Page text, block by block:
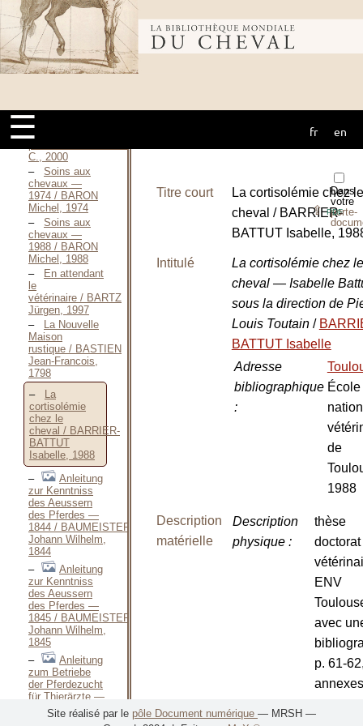
Bibliothèque
mondiale du
cheval
☰ fr en
der Lehre von
der äußeren
Gestalt des
Pferdes / BALLE
Peter Wilhelm
VON, 1834
des pâturages
et leur
contamination
C., 2000
Soins aux
chevaux —
1974 / BARON
Michel, 1974
Soins aux
chevaux —
1988 / BARON
Michel, 1988
En attendant
le
vétérinaire / BARTZ
Jürgen, 1997
La Nouvelle
Maison
rustique / BASTIEN
Jean-Francois,
1798
La
cortisolémie
chez le
cheval / BARRIER-
BATTUT
Isabelle, 1988
Anleitung
zur Kenntniss
des Aeussern
des Pferdes —
1844 / BAUMEISTER
Johann Wilhelm,
1844
Anleitung
zur Kenntniss
des Aeussern
des Pferdes —
1845 / BAUMEISTER
Johann Wilhelm,
1845
Anleitung
zum Betriebe
der Pferdezucht
für Thierärzte —
1854 / BAUMEISTER
Johann Wilhelm,
Dans
votre
porte-
⇪PDF
Titre court
La cortisolémie chez le
cheval / BARRIER-
BATTUT Isabelle,
Intitulé
La cortisolémie chez le
cheval — Isabelle
sous la direction de
Louis Toutain /
BATTUT Isabelle
Adresse
bibliographique
:
École
de
1988
Description
matérielle
Description
physique:
thèse
doctorat
ENV
avec
p. 61-
annexes
Site réalisé par le pôle Document numérique — MRSH —